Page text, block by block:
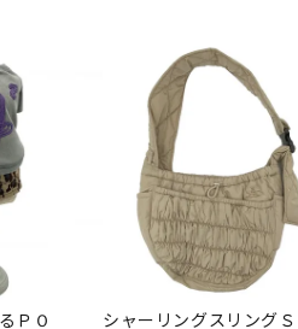
ＰＯ
シャーリングスリングＳ